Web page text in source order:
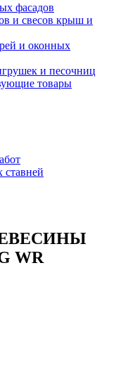
фасадов
и свесов крыш и
и оконных
и песочниц
товары
ставней
WR